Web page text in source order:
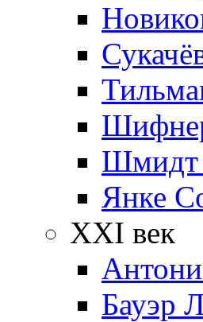
Шмидт
Янке
XXI век
Бауэр